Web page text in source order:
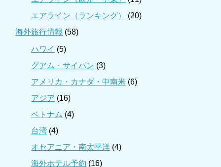
エアライン（ランキング）
(20)
海外旅行情報 (58)
ハワイ (5)
グアム・サイパン (3)
アメリカ・カナダ・中南米 (6)
アジア (16)
ベトナム (4)
台湾 (4)
オセアニア・南太平洋 (4)
海外ホテル予約 (16)